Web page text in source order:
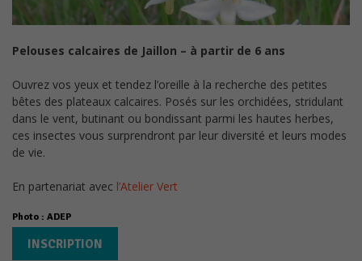
Pelouses calcaires de Jaillon – à partir de 6 ans
Ouvrez vos yeux et tendez l’oreille à la recherche des petites
bêtes des plateaux calcaires. Posés sur les orchidées, stridulant
dans le vent, butinant ou bondissant parmi les hautes herbes,
ces insectes vous surprendront par leur diversité et leurs modes
de vie.
En partenariat avec l’Atelier Vert
Photo : ADEP
INSCRIPTION